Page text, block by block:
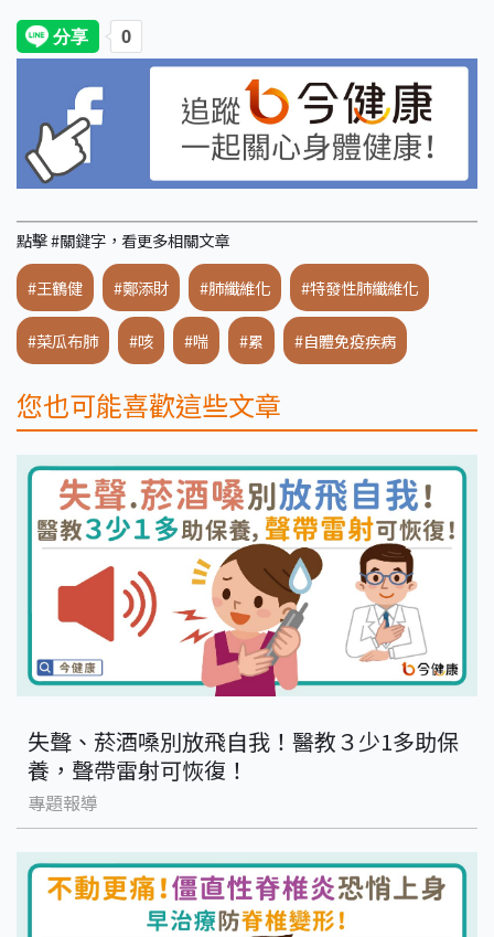
點擊 #關鍵字，看更多相關文章
#王鶴健 #鄭添財 #肺纖維化 #特發性肺纖維化
#菜瓜布肺 #咳 #喘 #累 #自體免疫疾病
您也可能喜歡這些文章
失聲、菸酒嗓別放飛自我！醫教３少1多助保
養，聲帶雷射可恢復！
專題報導